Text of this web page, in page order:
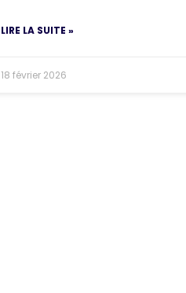
LIRE LA SUITE »
18 février 2026